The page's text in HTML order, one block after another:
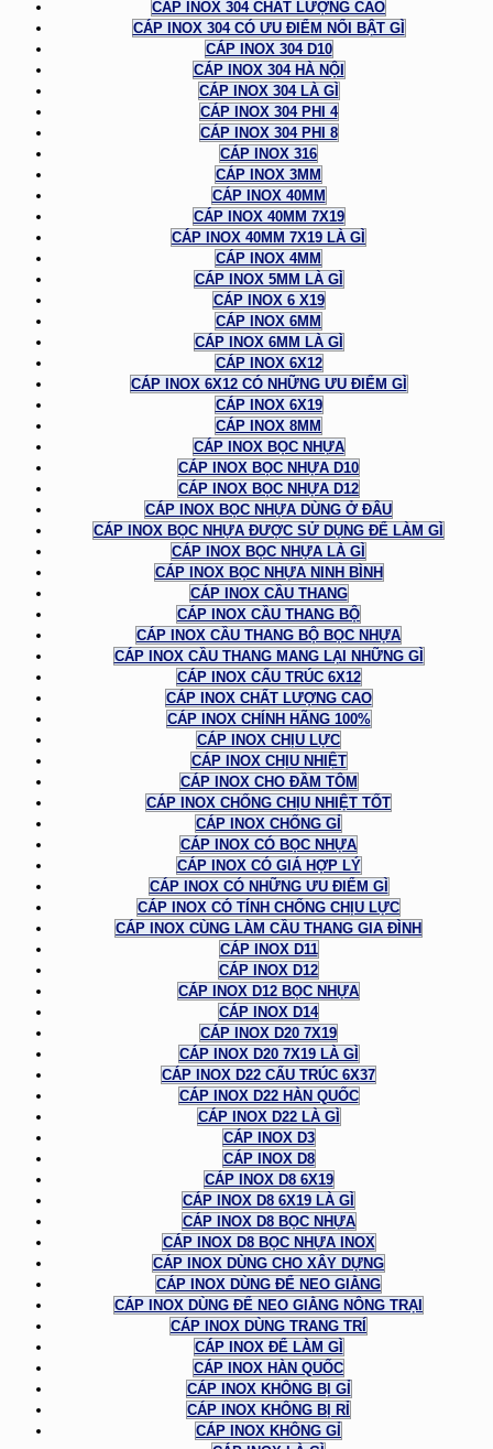
CÁP INOX 304 CHẤT LƯỢNG CAO
CÁP INOX 304 CÓ ƯU ĐIỂM NỔI BẬT GÌ
CÁP INOX 304 D10
CÁP INOX 304 HÀ NỘI
CÁP INOX 304 LÀ GÌ
CÁP INOX 304 PHI 4
CÁP INOX 304 PHI 8
CÁP INOX 316
CÁP INOX 3MM
CÁP INOX 40MM
CÁP INOX 40MM 7X19
CÁP INOX 40MM 7X19 LÀ GÌ
CÁP INOX 4MM
CÁP INOX 5MM LÀ GÌ
CÁP INOX 6 X19
CÁP INOX 6MM
CÁP INOX 6MM LÀ GÌ
CÁP INOX 6X12
CÁP INOX 6X12 CÓ NHỮNG ƯU ĐIỂM GÌ
CÁP INOX 6X19
CÁP INOX 8MM
CÁP INOX BỌC NHỰA
CÁP INOX BỌC NHỰA D10
CÁP INOX BỌC NHỰA D12
CÁP INOX BỌC NHỰA DÙNG Ở ĐÂU
CÁP INOX BỌC NHỰA ĐƯỢC SỬ DỤNG ĐỂ LÀM GÌ
CÁP INOX BỌC NHỰA LÀ GÌ
CÁP INOX BỌC NHỰA NINH BÌNH
CÁP INOX CẦU THANG
CÁP INOX CẦU THANG BỘ
CÁP INOX CẦU THANG BỘ BỌC NHỰA
CÁP INOX CẦU THANG MANG LẠI NHỮNG GÌ
CÁP INOX CẤU TRÚC 6X12
CÁP INOX CHẤT LƯỢNG CAO
CÁP INOX CHÍNH HÃNG 100%
CÁP INOX CHỊU LỰC
CÁP INOX CHỊU NHIỆT
CÁP INOX CHO ĐẦM TÔM
CÁP INOX CHỐNG CHỊU NHIỆT TỐT
CÁP INOX CHỐNG GỈ
CÁP INOX CÓ BỌC NHỰA
CÁP INOX CÓ GIÁ HỢP LÝ
CÁP INOX CÓ NHỮNG ƯU ĐIỂM GÌ
CÁP INOX CÓ TÍNH CHỐNG CHỊU LỰC
CÁP INOX CÙNG LÀM CẦU THANG GIA ĐÌNH
CÁP INOX D11
CÁP INOX D12
CÁP INOX D12 BỌC NHỰA
CÁP INOX D14
CÁP INOX D20 7X19
CÁP INOX D20 7X19 LÀ GÌ
CÁP INOX D22 CẤU TRÚC 6X37
CÁP INOX D22 HÀN QUỐC
CÁP INOX D22 LÀ GÌ
CÁP INOX D3
CÁP INOX D8
CÁP INOX D8 6X19
CÁP INOX D8 6X19 LÀ GÌ
CÁP INOX D8 BỌC NHỰA
CÁP INOX D8 BỌC NHỰA INOX
CÁP INOX DÙNG CHO XÂY DỰNG
CÁP INOX DÙNG ĐỂ NEO GIẰNG
CÁP INOX DÙNG ĐỂ NEO GIẰNG NÔNG TRẠI
CÁP INOX DÙNG TRANG TRÍ
CÁP INOX ĐỂ LÀM GÌ
CÁP INOX HÀN QUỐC
CÁP INOX KHÔNG BỊ GỈ
CÁP INOX KHÔNG BỊ RỈ
CÁP INOX KHÔNG GỈ